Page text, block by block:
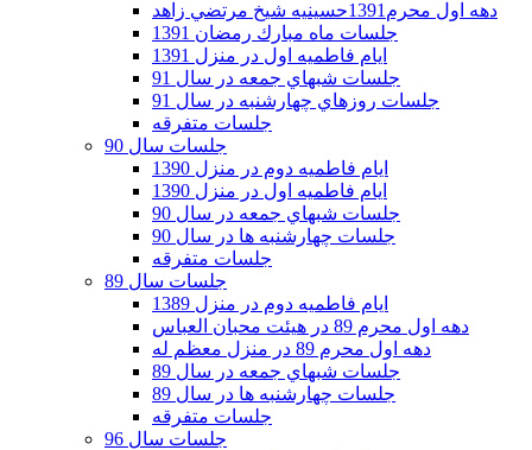
دهه اول محرم1391حسينيه شيخ مرتضي زاهد
جلسات ماه مبارك رمضان 1391
ايام فاطميه اول در منزل 1391
جلسات شبهاي جمعه در سال 91
جلسات روزهاي چهارشنبه در سال 91
جلسات متفرقه
جلسات سال 90
ایام فاطمیه دوم در منزل 1390
ایام فاطمیه اول در منزل 1390
جلسات شبهاي جمعه در سال 90
جلسات چهارشنبه ها در سال 90
جلسات متفرقه
جلسات سال 89
ایام فاطمیه دوم در منزل 1389
دهه اول محرم 89 در هیئت محبان العباس
دهه اول محرم 89 در منزل معظم له
جلسات شبهاي جمعه در سال 89
جلسات چهارشنبه ها در سال 89
جلسات متفرقه
جلسات سال 96